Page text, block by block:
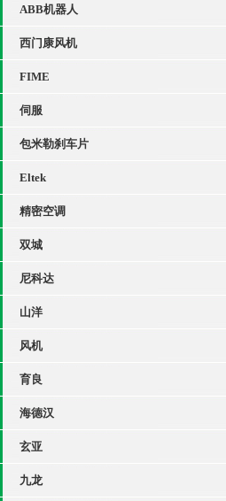
ABB机器人
西门康风机
FIME
伺服
包米勒刹车片
Eltek
精密空调
双城
尼科达
山洋
风机
育良
海德汉
玄亚
九龙